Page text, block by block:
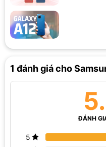
Màn hình giọt nước 6.5 inch
tốt
Mặc dù là smartphone giá
thiết kế màn hình bắt kịp
và được bo tròn theo kiểu
6.5 inch tràn viền cho người
1 đánh giá cho
ĐÁNH
5